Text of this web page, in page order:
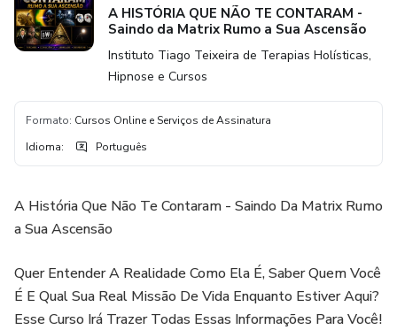
A HISTÓRIA QUE NÃO TE CONTARAM -
Saindo da Matrix Rumo a Sua Ascensão
Instituto Tiago Teixeira de Terapias Holísticas,
Hipnose e Cursos
Formato: Cursos Online e Serviços de Assinatura
Idioma: Português
A História Que Não Te Contaram - Saindo Da Matrix Rumo
a Sua Ascensão
Quer Entender A Realidade Como Ela É, Saber Quem Você
É E Qual Sua Real Missão De Vida Enquanto Estiver Aqui?
Esse Curso Irá Trazer Todas Essas Informações Para Você!